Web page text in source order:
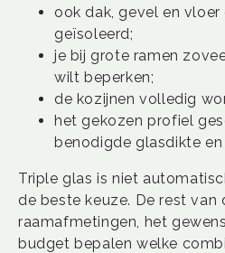
ook dak, gevel en
geïsoleerd;
je bij grote ramen
wilt beperken;
de kozijnen volledig
het gekozen profiel
benodigde glasdikte
Triple glas is niet
de beste keuze. De rest van
raamafmetingen, het
budget bepalen welke